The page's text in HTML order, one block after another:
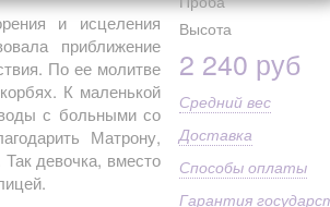
и исцеления
приближение
По ее молитве
К маленькой
с больными со
Матрону,
девочка, вместо
Высота
2 240 руб
Средний вес
Доставка
Способы оплаты
Гарантия